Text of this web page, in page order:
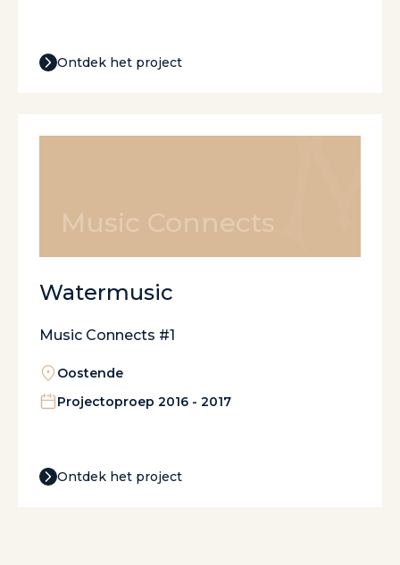
Ontdek het project
Music Connects
Watermusic
Music Connects #1
Oostende
Projectoproep 2016 - 2017
Ontdek het project